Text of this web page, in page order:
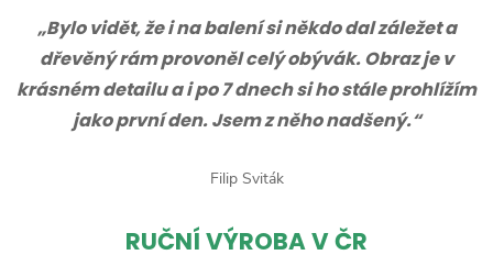
„Bylo vidět, že i na balení si někdo dal záležet a
dřevěný rám provoněl celý obývák. Obraz je v
krásném detailu a i po 7 dnech si ho stále prohlížím
jako první den. Jsem z něho nadšený.“
Filip Sviták
RUČNÍ VÝROBA V ČR